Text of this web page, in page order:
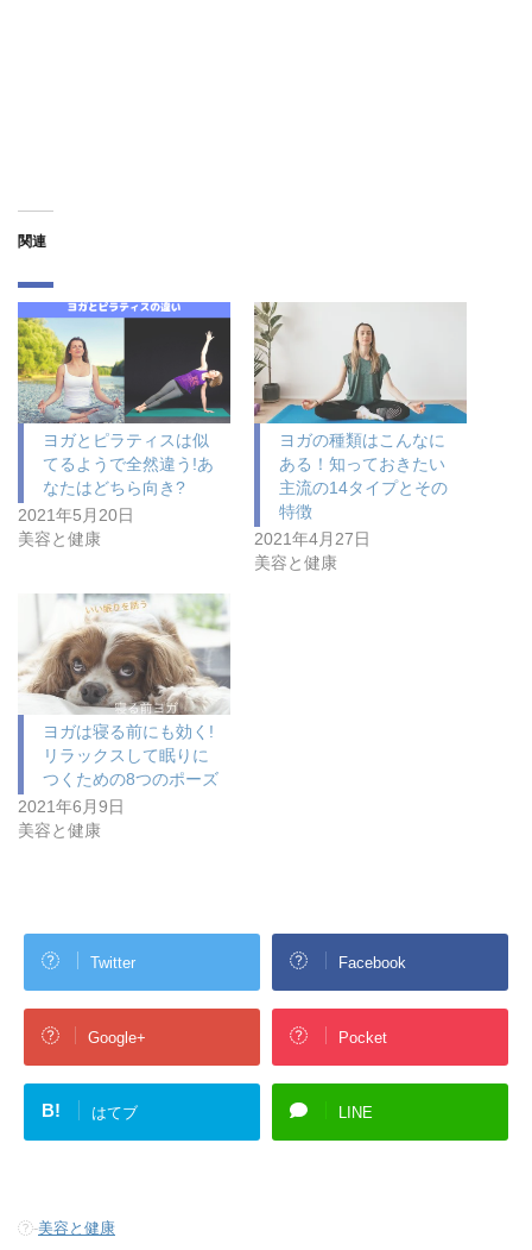
関連
ヨガとピラティスは似
てるようで全然違う!あ
なたはどちら向き?
2021年5月20日
美容と健康
ヨガの種類はこんなに
ある！知っておきたい
主流の14タイプとその
特徴
2021年4月27日
美容と健康
ヨガは寝る前にも効く!
リラックスして眠りに
つくための8つのポーズ
2021年6月9日
美容と健康
Twitter Facebook
Google+ Pocket
B! はてブ LINE
-美容と健康